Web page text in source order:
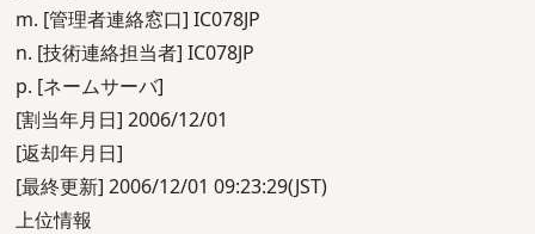
m. [管理者連絡窓口] IC078JP
n. [技術連絡担当者] IC078JP
p. [ネームサーバ]
[割当年月日] 2006/12/01
[返却年月日]
[最終更新] 2006/12/01 09:23:29(JST)
上位情報